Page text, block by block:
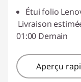
Étui folio
Livraison
01:00 Demain
Aperçu